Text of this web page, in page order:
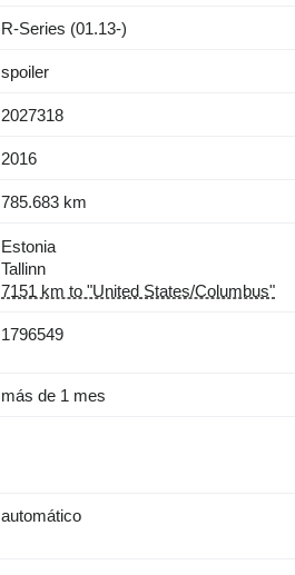
R-Series (01.13-)
spoiler
2027318
2016
785.683 km
Estonia
Tallinn
7151 km to "United States/Columbus"
1796549
más de 1 mes
automático